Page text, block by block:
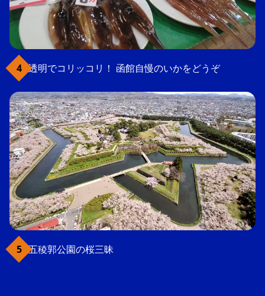
透明でコリッコリ！ 函館自慢のいかをどうぞ
五稜郭公園の桜三昧